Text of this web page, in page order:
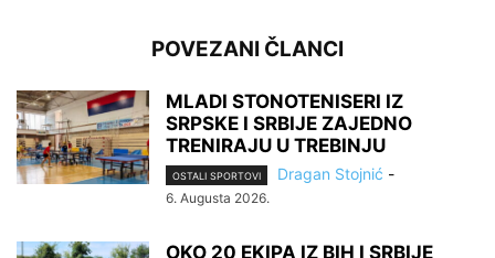
POVEZANI ČLANCI
MLADI STONOTENISERI IZ
SRPSKE I SRBIJE ZAJEDNO
TRENIRAJU U TREBINJU
OSTALI SPORTOVI Dragan Stojnić -
6. Augusta 2026.
OKO 20 EKIPA IZ BIH I SRBIJE